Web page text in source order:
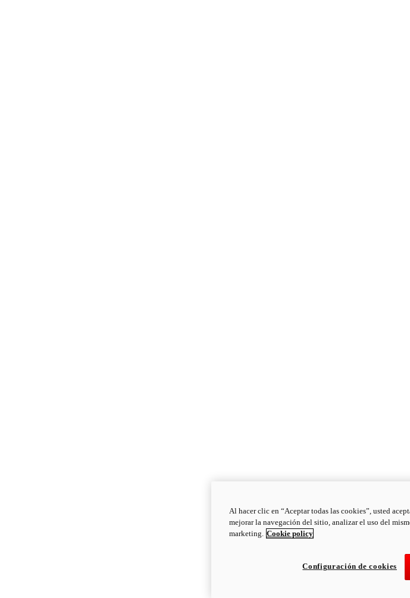
Al hacer clic en “Aceptar todas las cookies”, usted
mejorar la navegación del sitio, analizar el uso del
marketing. Cookie policy
Configuración de cookies